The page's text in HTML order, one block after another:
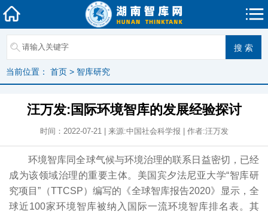
当前位置： 首页 > 智库研究
汪万发:国际环境智库的发展经验探讨
时间：2022-07-21 | 来源:中国社会科学报 | 作者:汪万发
环境智库同全球气候与环境治理的联系日益密切，已经
成为该领域治理的重要主体。美国宾夕法尼亚大学“智库研
究项目”（TTCSP）编写的《全球智库报告2020》显示，全
球近100家环境智库被纳入国际一流环境智库排名表。其